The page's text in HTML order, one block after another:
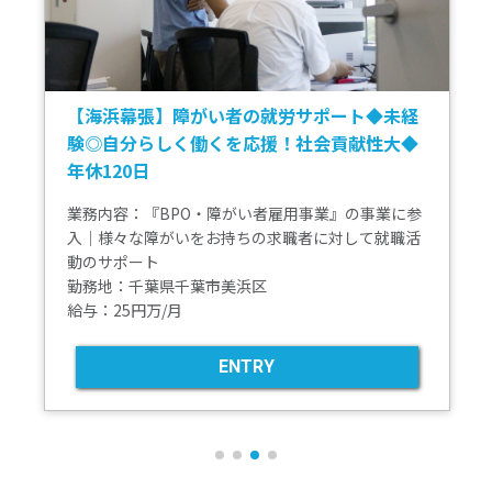
【学歴不問!】
リモート有りの営業
業務内容：人材紹介のコンサルタント
勤務地：東京都 , 大阪府
給与：300,000円※諸手当を含む
ENTRY